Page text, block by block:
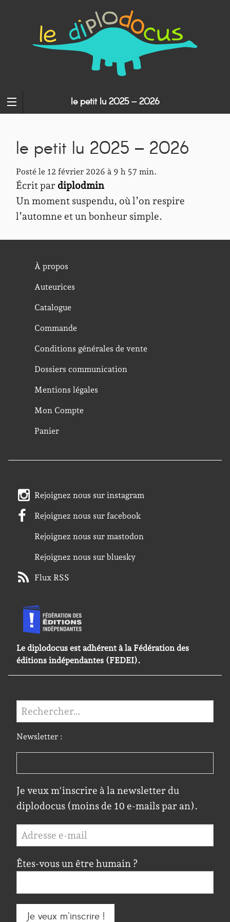
le petit lu 2025 – 2026
le petit lu 2025 – 2026
Posté le 12 février 2026 à 9 h 57 min.
Écrit par diplodmin
Un moment suspendu, où l’on respire
l’automne et un bonheur simple.
À propos
Auteurices
Catalogue
Commande
Conditions générales de vente
Dossiers communication
Mentions légales
Mon Compte
Panier
Rejoignez nous sur instagram
Rejoignez nous sur facebook
Rejoignez nous sur mastodon
Rejoignez nous sur bluesky
Flux RSS
Le diplodocus est adhérent à la Fédération des
éditions indépendantes (FEDEI).
Rechercher :
Newsletter :
Je veux m'inscrire à la newsletter du
diplodocus (moins de 10 e-mails par an).
Êtes-vous un être humain ?